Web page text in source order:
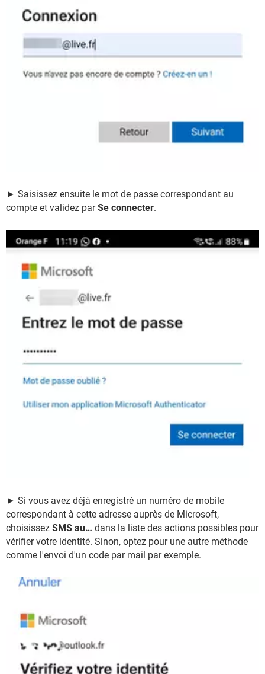
► Saisissez ensuite le mot de passe correspondant au
compte et validez parSe connecter.
► Si vous avez déjà enregistré un numéro de mobile
correspondant à cette adresse auprès de Microsoft,
choisissez SMS au… dans la liste des actions possibles pour
vérifier votre identité. Sinon, optez pour une autre méthode
comme l'envoi d'un code par mail par exemple.